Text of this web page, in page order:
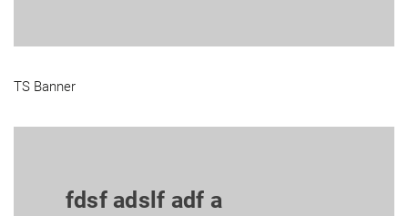
TS Banner
fdsf adslf adf a